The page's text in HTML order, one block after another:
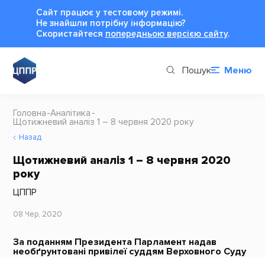
Сайт працює у тестовому режимі.
Не знайшли потрібну інформацію?
Cкористайтеся попередньою версією сайту.
Пошук Меню
Головна Аналітика
Щотижневий аналіз 1 – 8 червня 2020 року
Назад
Щотижневий аналіз 1 – 8 червня 2020
року
ЦППР
08 Чер, 2020
За поданням Президента Парламент надав
необґрунтовані привілеї суддям Верховного Суду